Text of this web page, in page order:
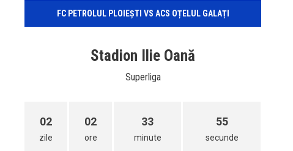
FC PETROLUL PLOIEȘTI VS ACS OȚELUL GALAȚI
Stadion Ilie Oană
Superliga
02
zile
02
ore
33
minute
55
secunde